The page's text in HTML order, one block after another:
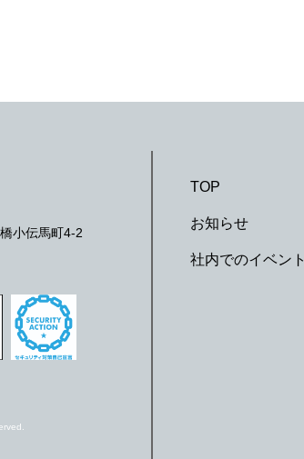
小伝馬町4-2
TOP
お知らせ
社内でのイベント